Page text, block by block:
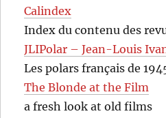
Calindex
Index du contenu des
JLIPolar – Jean-Louis
Les polars français de
The Blonde at the Film
a fresh look at old films